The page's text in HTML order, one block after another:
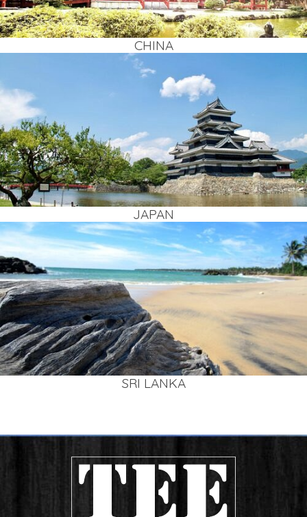
CHI­NA
JAPAN
SRI LAN­KA